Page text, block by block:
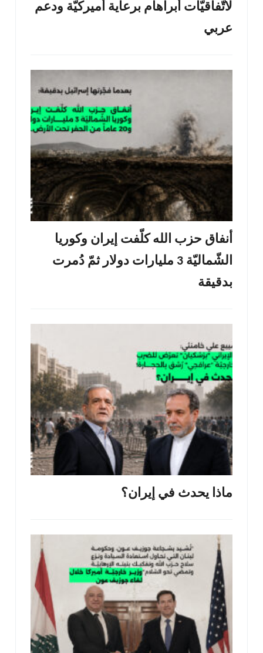
لاتّفاقيّات أبراهام برعاية أميركيّة ودعم
عربي
أنفاق حزب الله كلّفت إيران وكوريا
الشّماليّة 3 مليارات دولار ثمّ دُمرت
بدقيقة
ماذا يحدث في إيران؟